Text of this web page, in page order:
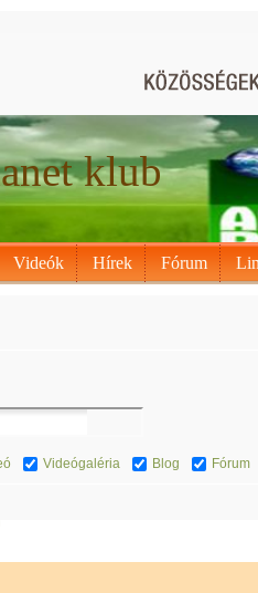
klub
Videók Hírek Fórum
Videógaléria Blog Fórum